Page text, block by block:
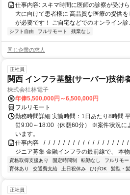
仕事内容: スキマ時間に医師の診察が受け
大に向けて患者様に 高品質な医療の提供
が必要です！ ご自宅などでのオンライン診
シフト自由 フルリモート 残業なし
同じ企業の求人
正社員
関西 インフラ基盤(サーバー)技術
株式会社林電子
年俸5,500,000円～6,500,000円
フルリモート
勤務時間詳細 実働時間：1日あたり8時間
⏰9:00～18:00（休憩60分） ※案件状況に
います。
仕事内容 _/_/_/_/_/_/_/_/_/_/_/_/_/_/_/_/_/
ジニア募集 金融インフラの最前線で、 本
資格取得支援あり 固定時間制 転勤なし フルリモー
育休あり
交通費支給 土日祝休み ひげOK 髪型・
正社員